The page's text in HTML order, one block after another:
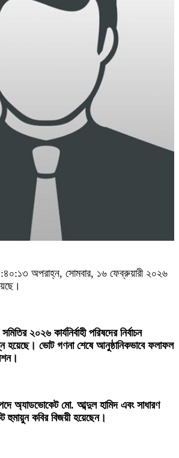
অপরাহ্ন, সোমবার, ১৬ ফেব্রুয়ারী ২০২৬
২০২৬ কার্যনির্বাহী পরিষদের নির্বাচন
হয়েছে। ভোট গণনা শেষে আনুষ্ঠানিকভাবে ফলাফল
পদে অ্যাডভোকেট মো. আব্দুল হামিদ এবং সাধারণ
কবির বিজয়ী হয়েছেন।